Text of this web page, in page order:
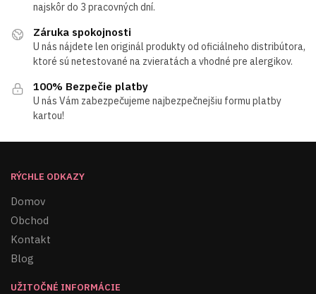
najskôr do 3 pracovných dní.
Záruka spokojnosti
U nás nájdete len originál produkty od oficiálneho distribútora,
ktoré sú netestované na zvieratách a vhodné pre alergikov.
100% Bezpečie platby
U nás Vám zabezpečujeme najbezpečnejšiu formu platby
kartou!
RÝCHLE ODKAZY
Domov
Obchod
Kontakt
Blog
UŽITOČNÉ INFORMÁCIE